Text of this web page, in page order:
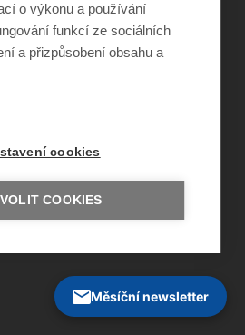
společnost Sirius, o.p.s.
novinek e-mailem
Měsíční newsletter
o výkonu a používání
funkcí ze sociálních
a přizpůsobení obsahu a
cookies
COOKIES